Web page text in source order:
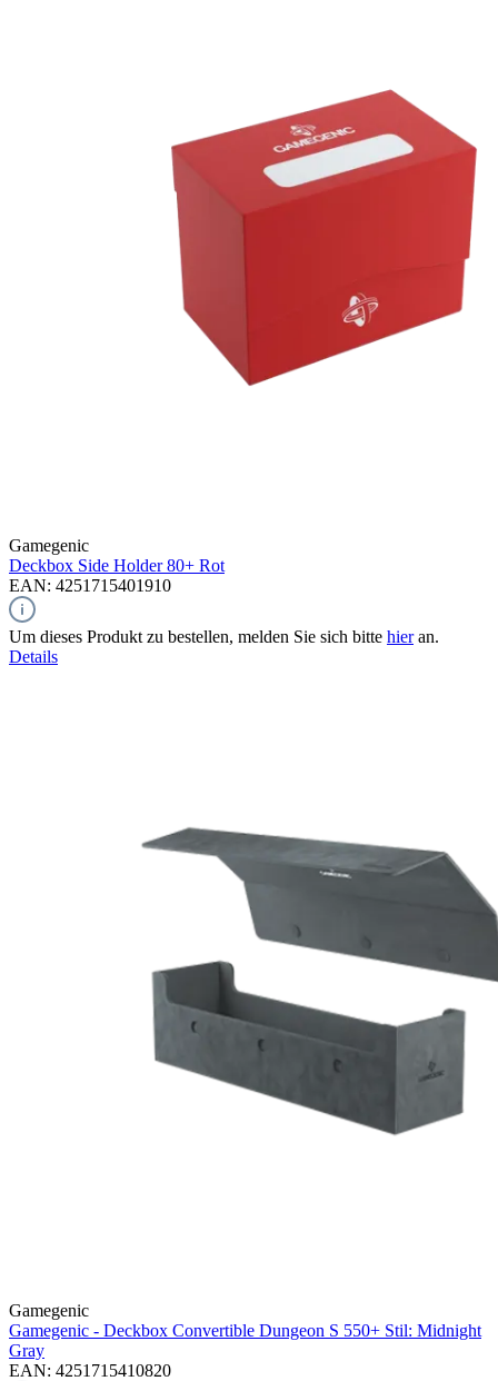
Gamegenic
Deckbox Side Holder 80+ Rot
EAN: 4251715401910
Um dieses Produkt zu bestellen, melden Sie sich bitte hieran.
Details
Gamegenic
Gamegenic - Deckbox Convertible Dungeon S 550+ Stil: Midnight
Gray
EAN: 4251715410820